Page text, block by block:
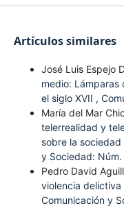
Artículos similares
José Luis Espejo
medio: Lámparas
el siglo XVII ,
María del Mar
telerrealidad y
sobre la
y Sociedad:
Pedro David
violencia delictiva
Comunicación y